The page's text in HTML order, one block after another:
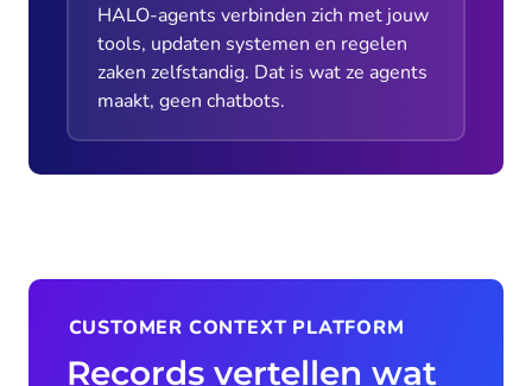
HALO-agents verbinden zich met jouw
tools, updaten systemen en regelen
zaken zelfstandig. Dat is wat ze agents
maakt, geen chatbots.
CUSTOMER CONTEXT PLATFORM
Records vertellen wat